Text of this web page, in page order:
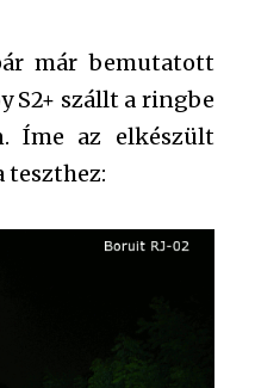
már bemutatott
S2+ szállt a ringbe
Íme az elkészült
teszthez: